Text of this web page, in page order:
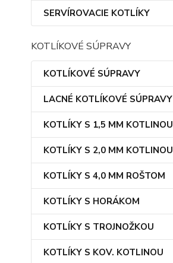
SERVÍROVACIE KOTLÍKY
KOTLÍKOVÉ SÚPRAVY
KOTLÍKOVÉ SÚPRAVY
LACNÉ KOTLÍKOVÉ SÚPRAVY
KOTLÍKY S 1,5 MM KOTLINOU
KOTLÍKY S 2,0 MM KOTLINOU
KOTLÍKY S 4,0 MM ROŠTOM
KOTLÍKY S HORÁKOM
KOTLÍKY S TROJNOŽKOU
KOTLÍKY S KOV. KOTLINOU